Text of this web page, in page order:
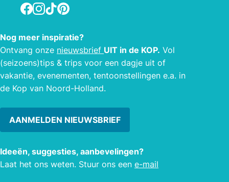
Facebook
Instagram
TikTokPinterest
Nog meer inspiratie?
Ontvang onze nieuwsbrief UIT in de KOP. Vol
(seizoens)tips & trips voor een dagje uit of
vakantie, evenementen, tentoonstellingen e.a. in
de Kop van Noord-Holland.
AANMELDEN NIEUWSBRIEF
Ideeën, suggesties, aanbevelingen?
Laat het ons weten. Stuur ons een e-mail